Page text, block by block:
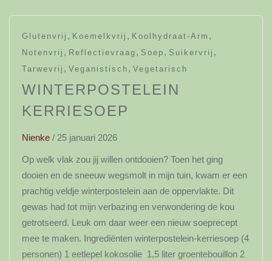
Glutenvrij , Koemelkvrij , Koolhydraat-Arm ,
Notenvrij , Reflectievraag , Soep , Suikervrij ,
Tarwevrij , Veganistisch , Vegetarisch
WINTERPOSTELEIN
KERRIESOEP
Nienke / 25 januari 2026
Op welk vlak zou jij willen ontdooien? Toen het ging
dooien en de sneeuw wegsmolt in mijn tuin, kwam er een
prachtig veldje winterpostelein aan de oppervlakte. Dit
gewas had tot mijn verbazing en verwondering de kou
getrotseerd. Leuk om daar weer een nieuw soeprecept
mee te maken. Ingrediënten winterpostelein-kerriesoep (4
personen) 1 eetlepel kokosolie 1,5 liter groentebouillon 2